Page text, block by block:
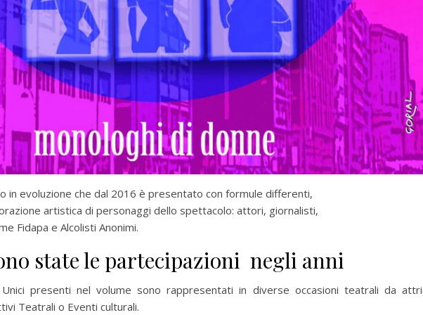
in evoluzione che dal 2016 è presentato con formule differenti,
artistica di personaggi dello spettacolo: attori, giornalisti,
Fidapa e Alcolisti Anonimi.
state le partecipazioni negli anni
presenti nel volume sono rappresentati in diverse occasioni teatrali da
Teatrali o Eventi culturali.